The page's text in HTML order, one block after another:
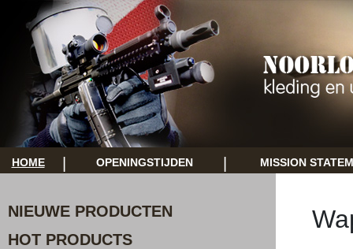
HOME OPENINGSTIJDEN MISSION
NIEUWE PRODUCTEN
HOT PRODUCTS